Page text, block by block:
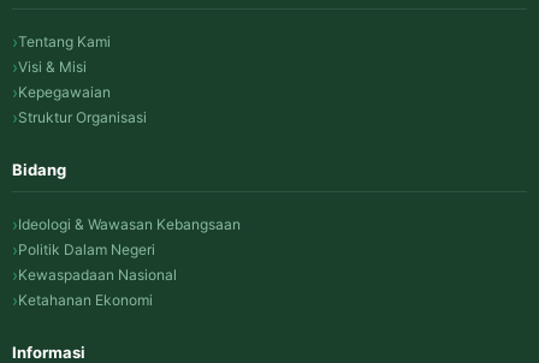
Tentang Kami
Visi & Misi
Kepegawaian
Struktur Organisasi
Bidang
Ideologi & Wawasan Kebangsaan
Politik Dalam Negeri
Kewaspadaan Nasional
Ketahanan Ekonomi
Informasi